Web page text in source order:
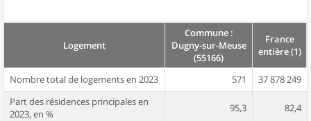
Logement
Commune :
Dugny-sur-Meuse
(55166)
France
entière (1)
Nombre total de logements en 2023 571
37 878 249
Part des résidences principales en
2023, en %
95,3 82,4